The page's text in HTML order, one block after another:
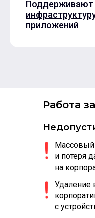
Поддерживают
приложений
Работа
Массовый
и потеря
на
Удаление
с